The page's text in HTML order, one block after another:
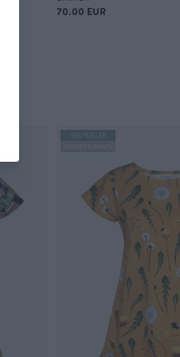
70.00 EUR
BESTSELLER